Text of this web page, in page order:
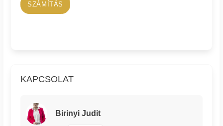
SZÁMÍTÁS
KAPCSOLAT
Birinyi Judit